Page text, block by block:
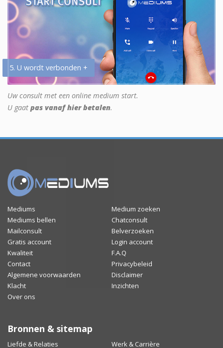
5. U wordt verbonden +
Uw consult met een online medium start.
U gaat pas vanaf hier betalen.
Mediums
Medium zoeken
Mediums bellen
Chatconsult
Mailconsult
Belverzoeken
Gratis account
Login account
Kwaliteit
F.A.Q
Contact
Privacybeleid
Algemene voorwaarden
Disclaimer
Klacht
Inzichten
Over ons
Bronnen & sitemap
Liefde & Relaties Werk & Carrière